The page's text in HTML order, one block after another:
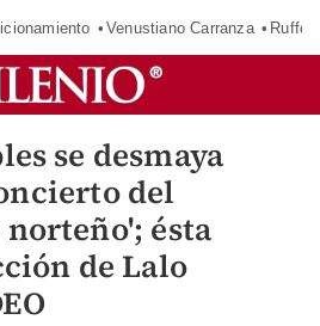
Venustiano Carranza Ruffo
se desmaya
del
ésta
de Lalo